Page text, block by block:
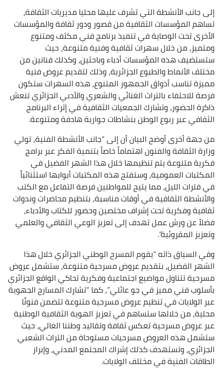
إلى جانب الأنشطة التي تشرف عليها محليا مديريات الثقافة،
تساهم المؤسسات الثقافية من قصور ودور ثقافة والمؤسسات
الأخرى تحت الوصاية في تنفيذ برنامج فني مكثف ومتنوع
ومتميز، من خلال سهرات ثقافية وفنية متنوعة، حيث
ستستضيف هذه المؤسسات أدباء وباحثين، وكذلك فنانين من
مختلف الأنماط والطبوع الجزائرية، وذلك لتقديم عروض فنية
مميزة تناسب أذواق الجمهور المتنوع، هذه السهرات ستكون
فرصة للاحتفاء بالتراث الغنائي والشعري والأدبي الجزائري تنعش
ذاكرة الحضور، وتشارك الجمعيات الثقافية في إثراء البرنامج
الثقافي عبر ربوع الوطن بنشاطات جوارية هادفة ومتنوعة.
من جهة أخرى أوضح البيان أن إلى “جانب الأنشطة الفنية، تولي
وزارة الثقافة والفنون اهتماماً خاصاً بتنمية الفكر عبر برامج
فكرية متنوعة يتم تنظيمها خلال هذا الشهر الفضيل في
المكتبات العمومية، وستفتح هذه المكتبات أبوابها استثنائياً
في فترات الليل، مما يتيح للمواطنين فرصة التفاعل مع الكتب
والأنشطة الثقافية في أوقات مناسبة، بتنظيم محاضرات وندوات
ثقافية وفكرية تحت إشراف مختصين وحضور للكتاب والأدباء،
فضلاً عن ورش عمل تهدف إلى تعزيز الوعي الثقافي والعلمي
وتعزيز المقروئية”.
وفي السياق ذاته “يقوم المسرح الوطني الجزائري خلال هذا
الشهر الفضيل، بتقديم عروض مسرحية متنوعة، ستشمل عروض
مسرحية تتناول مواضيع اجتماعية وفكرية تحاكي الواقع الجزائري
بأسلوب فني مميز في جو عائلي”، كما “تشارك المسارح الجهوية
عبر الولايات في تنظيم عروض مسرحية متنوعة تتضمن فنونًا
محلية، من خلالها ستساهم في تعزيز الهوية الثقافية الوطنية
عبر عروض مسرحية تعكس ثقافة وتقاليد وطننا الغالي، حيث
ستشمل هذه العروض مسرحيات مستوحاة من التراث الشعبي
الجزائري، وتستهدف كذلك إشراك المجتمع المدني، وإبراز
الطاقات الفنية في مختلف الولايات.